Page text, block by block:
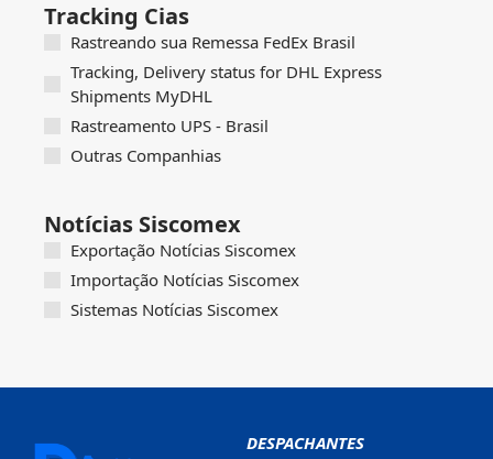
Tracking Cias
Rastreando sua Remessa FedEx Brasil
Tracking, Delivery status for DHL Express
Shipments MyDHL
Rastreamento UPS - Brasil
Outras Companhias
Notícias Siscomex
Exportação Notícias Siscomex
Importação Notícias Siscomex
Sistemas Notícias Siscomex
DESPACHANTES